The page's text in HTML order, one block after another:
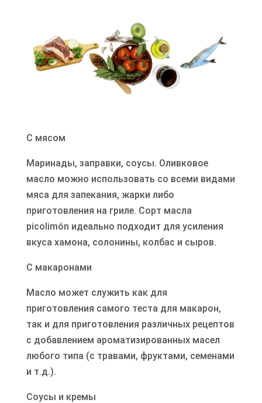
С мясом
Маринады, заправки, соусы. Оливковое
масло можно использовать со всеми видами
мяса для запекания, жарки либо
приготовления на гриле. Сорт масла
picolimón идеально подходит для усиления
вкуса хамона, солонины, колбас и сыров.
С макаронами
Масло может служить как для
приготовления самого теста для макарон,
так и для приготовления различных рецептов
с добавлением ароматизированных масел
любого типа (с травами, фруктами, семенами
и т.д.).
Соусы и кремы